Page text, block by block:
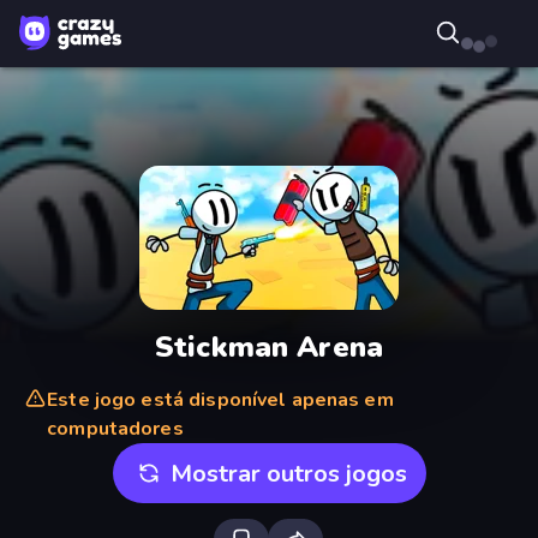
Stickman Arena
Este jogo está disponível apenas em
computadores
Mostrar outros jogos